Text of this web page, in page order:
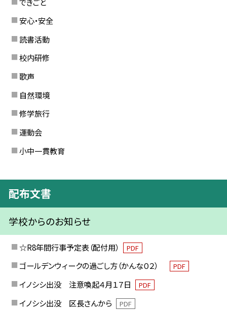
安心・安全
読書活動
校内研修
歌声
自然環境
修学旅行
運動会
小中一貫教育
配布文書
学校からのお知らせ
☆R8年間行事予定表（配付用） PDF
ゴールデンウィークの過ごし方（かんな０２） PDF
イノシシ出没 注意喚起４月１７日 PDF
イノシシ出没 区長さんから PDF